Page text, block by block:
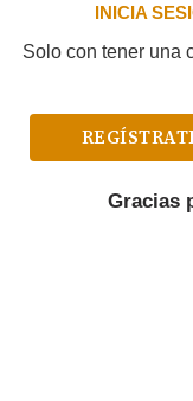
INICIA
Solo con tener una
Gracias